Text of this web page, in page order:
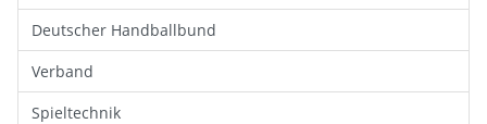
Deutscher Handballbund
Verband
Spieltechnik